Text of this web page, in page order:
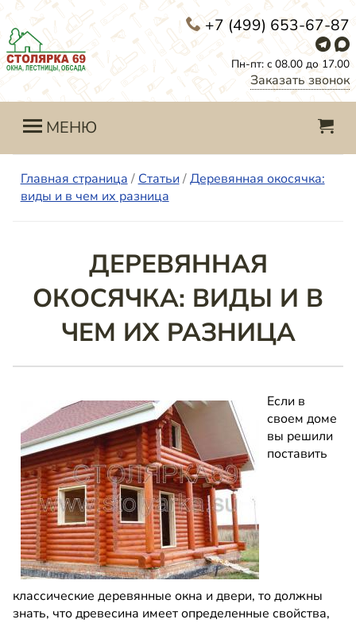
+7 (499) 653-67-87
Пн-пт: с 08.00 до 17.00
Заказать звонок
МЕНЮ
Главная страница / Статьи /Деревянная окосячка:
виды и в чем их разница
ДЕРЕВЯННАЯ
ОКОСЯЧКА: ВИДЫ И В
ЧЕМ ИХ РАЗНИЦА
Если в
своем доме
вы решили
поставить
классические деревянные окна и двери, то должны
знать, что древесина имеет определенные свойства,